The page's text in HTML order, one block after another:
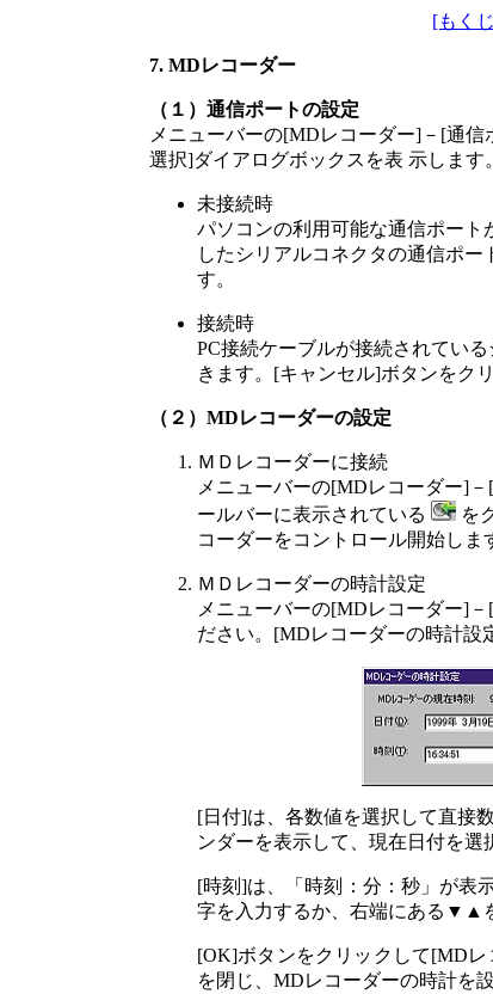
[もく
7. MDレコーダー
（１）通信ポートの設定
メニューバーの[MDレコーダー]－[通
選択]ダイアログボックスを表 示します。
未接続時
パソコンの利用可能な通信ポート
したシリアルコネクタの通信ポ
す。
接続時
PC接続ケーブルが接続されてい
きます。[キャンセル]ボタンをク
（２）MDレコーダーの設定
ＭＤレコーダーに接続
メニューバーの[MDレコーダー]
ールバーに表示されている
を
コーダーをコントロール開始しま
ＭＤレコーダーの時計設定
メニューバーの[MDレコーダー]
ださい。[MDレコーダーの時計設
[日付]は、各数値を選択して直接
ンダーを表示して、現在日付を選
[時刻]は、「時刻：分：秒」が表
字を入力するか、右端にある▼▲
[OK]ボタンをクリックして[MD
を閉じ、MDレコーダーの時計を設